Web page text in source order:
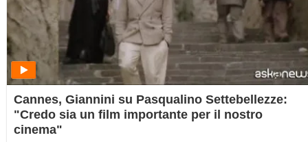
Cannes, Giannini su Pasqualino Settebellezze:
"Credo sia un film importante per il nostro
cinema"